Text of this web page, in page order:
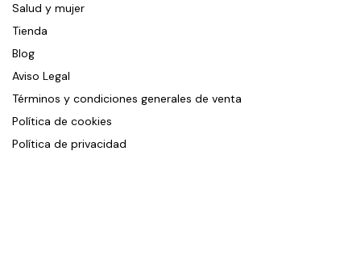
Salud y mujer
Tienda
Blog
Aviso Legal
Términos y condiciones generales de venta
Política de cookies
Política de privacidad